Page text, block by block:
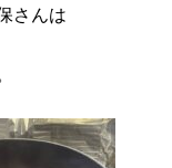
さんは